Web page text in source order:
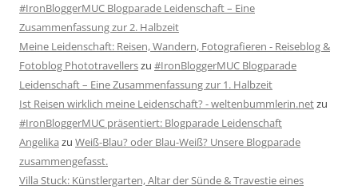
#IronBloggerMUC Blogparade Leidenschaft – Eine
Zusammenfassung zur 2. Halbzeit
Meine Leidenschaft: Reisen, Wandern, Fotografieren - Reiseblog &
Fotoblog Phototravellerszu #IronBloggerMUC Blogparade
Leidenschaft – Eine Zusammenfassung zur 1. Halbzeit
Ist Reisen wirklich meine Leidenschaft? - weltenbummlerin.netzu
#IronBloggerMUC präsentiert: Blogparade Leidenschaft
Angelika zu Weiß-Blau? oder Blau-Weiß? Unsere Blogparade
zusammengefasst.
Villa Stuck: Künstlergarten, Altar der Sünde & Travestie eines